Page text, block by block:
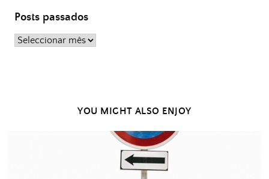
Posts passados
Posts
YOU MIGHT ALSO ENJOY